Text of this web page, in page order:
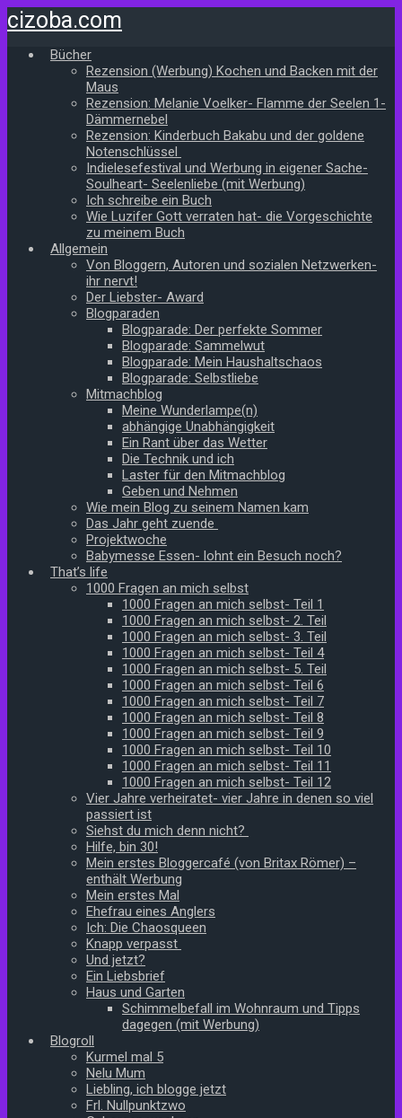
Zum
Hauptinhalt
springen
cizoba.com
Bücher
Rezension (Werbung) Kochen und Backen mit der
Maus
Rezension: Melanie Voelker- Flamme der Seelen 1-
Dämmernebel
Rezension: Kinderbuch Bakabu und der goldene
Notenschlüssel
Indielesefestival und Werbung in eigener Sache-
Soulheart- Seelenliebe (mit Werbung)
Ich schreibe ein Buch
Wie Luzifer Gott verraten hat- die Vorgeschichte
zu meinem Buch
Allgemein
Von Bloggern, Autoren und sozialen Netzwerken-
ihr nervt!
Der Liebster- Award
Blogparaden
Blogparade: Der perfekte Sommer
Blogparade: Sammelwut
Blogparade: Mein Haushaltschaos
Blogparade: Selbstliebe
Mitmachblog
Meine Wunderlampe(n)
abhängige Unabhängigkeit
Ein Rant über das Wetter
Die Technik und ich
Laster für den Mitmachblog
Geben und Nehmen
Wie mein Blog zu seinem Namen kam
Das Jahr geht zuende
Projektwoche
Babymesse Essen- lohnt ein Besuch noch?
That’s life
1000 Fragen an mich selbst
1000 Fragen an mich selbst- Teil 1
1000 Fragen an mich selbst- 2. Teil
1000 Fragen an mich selbst- 3. Teil
1000 Fragen an mich selbst- Teil 4
1000 Fragen an mich selbst- 5. Teil
1000 Fragen an mich selbst- Teil 6
1000 Fragen an mich selbst- Teil 7
1000 Fragen an mich selbst- Teil 8
1000 Fragen an mich selbst- Teil 9
1000 Fragen an mich selbst- Teil 10
1000 Fragen an mich selbst- Teil 11
1000 Fragen an mich selbst- Teil 12
Vier Jahre verheiratet- vier Jahre in denen so viel
passiert ist
Siehst du mich denn nicht?
Hilfe, bin 30!
Mein erstes Bloggercafé (von Britax Römer) –
enthält Werbung
Mein erstes Mal
Ehefrau eines Anglers
Ich: Die Chaosqueen
Knapp verpasst
Und jetzt?
Ein Liebsbrief
Haus und Garten
Schimmelbefall im Wohnraum und Tipps
dagegen (mit Werbung)
Blogroll
Kurmel mal 5
Nelu Mum
Liebling, ich blogge jetzt
Frl. Nullpunktzwo